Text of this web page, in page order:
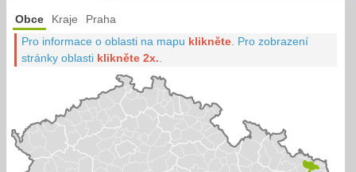
Obce Kraje Praha
Pro informace o oblasti na mapu klikněte Pro zobrazení
stránky oblasti klikněte 2x.